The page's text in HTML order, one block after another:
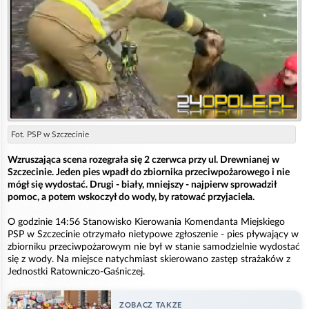
Fot. PSP w Szczecinie
Wzruszająca scena rozegrała się 2 czerwca przy ul. Drewnianej w
Szczecinie. Jeden pies wpadł do zbiornika przeciwpożarowego i nie
mógł się wydostać. Drugi - biały, mniejszy - najpierw sprowadził
pomoc, a potem wskoczył do wody, by ratować przyjaciela.
O godzinie 14:56 Stanowisko Kierowania Komendanta Miejskiego
PSP w Szczecinie otrzymało nietypowe zgłoszenie - pies pływający w
zbiorniku przeciwpożarowym nie był w stanie samodzielnie wydostać
się z wody. Na miejsce natychmiast skierowano zastęp strażaków z
Jednostki Ratowniczo-Gaśniczej.
ZOBACZ TAKZE